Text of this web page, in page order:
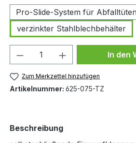
Pro-Slide-System für
verzinkter Stahlblechbehälter
Produkt Anzahl: GibIn den
Zum Merkzettel hinzufügen
Artikelnummer: 625-075-TZ
Beschreibung